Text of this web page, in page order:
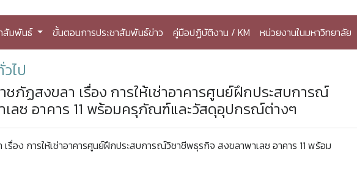
สัมพันธ์ ขั้นตอนการประชาสัมพันธ์ข่าว คู่มือปฏิบัติงาน / KM หน่วยงานในมหาวิทยาลัย
ไป
ชภัฏสงขลา เรื่อง การให้เช่าอาคารศูนย์ฝึกประสบการณ์
ลซ อาคาร 11 พร้อมครุภัณฑ์และวัสดุอุปกรณ์ต่างๆ
รื่อง การให้เช่าอาคารศูนย์ฝึกประสบการณ์วิชาชีพธุรกิจ สงขลาพาเลซ อาคาร 11 พร้อม